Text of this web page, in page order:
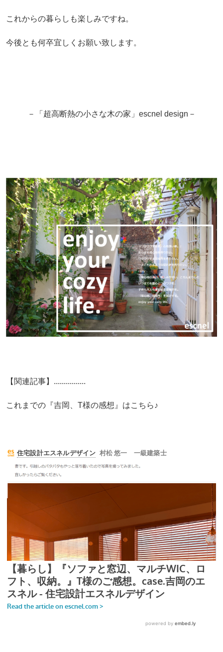
これからの暮らしも楽しみですね。
今後とも何卒宜しくお願い致します。
－「超高断熱の小さな木の家」escnel design－
【関連記事】................
これまでの『吉岡、T様の感想』はこちら♪